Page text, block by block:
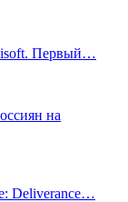
Первый…
на
Deliverance…